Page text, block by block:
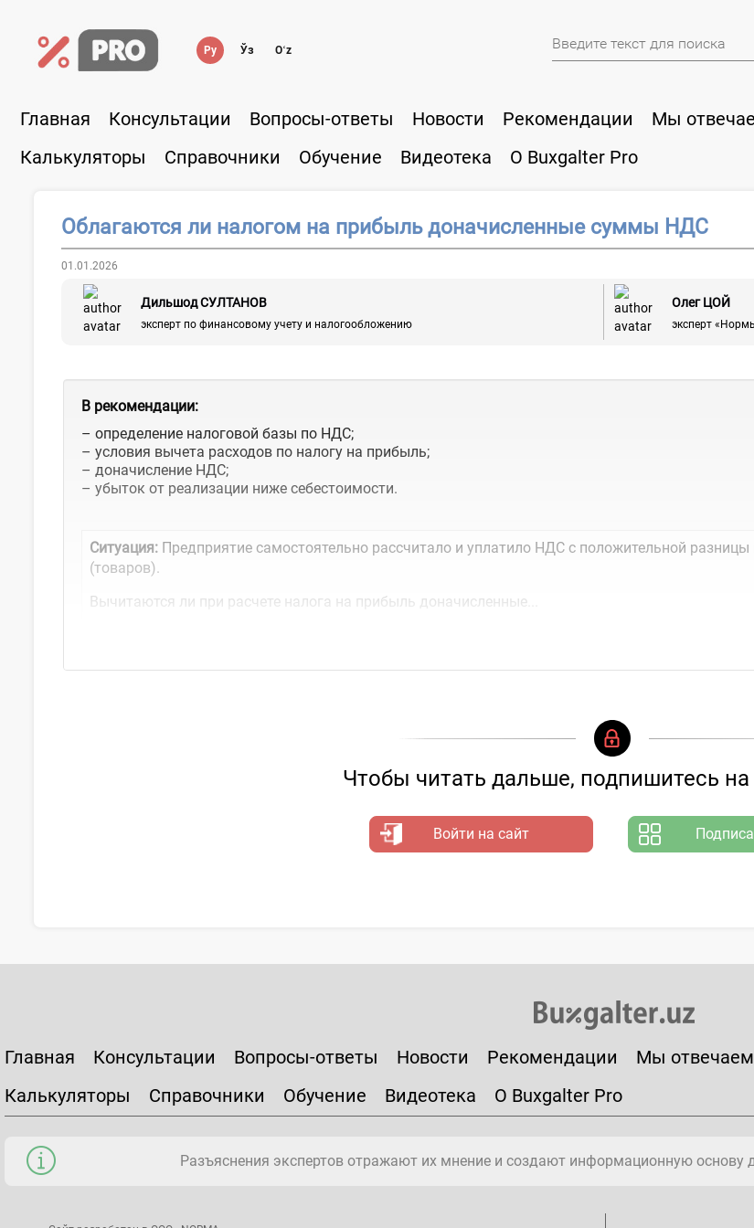
Ру Ўз Oʻz
Главная Консультации Вопросы-ответы Новости Рекомендации Мы
Калькуляторы
Справочники Обучение Видеотека О Buxgalter Pro
Облагаются ли налогом на прибыль доначисленные суммы НДС
01.01.2026
Дильшод СУЛТАНОВ
эксперт по финансовому учету и налогообложению
Олег ЦОЙ
эксперт
В рекомендации:
– определение налоговой базы по НДС;
– условия вычета расходов по налогу на прибыль;
– доначисление НДС;
– убыток от реализации ниже себестоимости.
Ситуация: Предприятие самостоятельно рассчитало и уплатило НДС с положительной
(товаров).
Вычитаются ли при расчете налога на прибыль доначисленные...
Чтобы читать дальше, подпишитесь на
Войти на сайт
Главная Консультации Вопросы-ответы Новости Рекомендации Мы отвечаем
Калькуляторы
Справочники Обучение Видеотека О Buxgalter Pro
Разъяснения экспертов отражают их мнение и создают информационную основу